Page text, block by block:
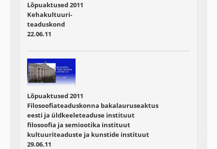
Lõpuaktused 2011
Kehakultuuri-
teaduskond
22.06.11
Lõpuaktused 2011
Filosoofiateaduskonna bakalauruseaktus
eesti ja üldkeeleteaduse instituut
filosoofia ja semiootika instituut
kultuuriteaduste ja kunstide instituut
29.06.11